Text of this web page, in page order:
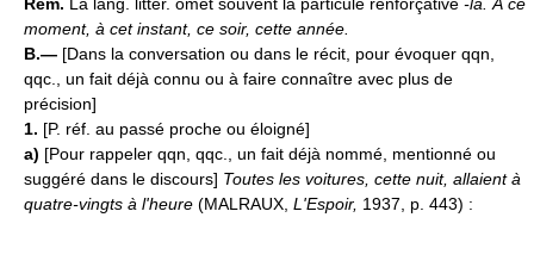
moment, à cet instant, ce soir, cette année.
B.— [Dans la conversation ou dans le récit, pour évoquer qqn,
qqc., un fait déjà connu ou à faire connaître avec plus de
précision]
1. [P. réf. au passé proche ou éloigné]
a) [Pour rappeler qqn, qqc., un fait déjà nommé, mentionné ou
suggéré dans le discours] Toutes les voitures, cette nuit, allaient à
quatre-vingts à l'heure (MALRAUX, L'Espoir, 1937, p. 443) :